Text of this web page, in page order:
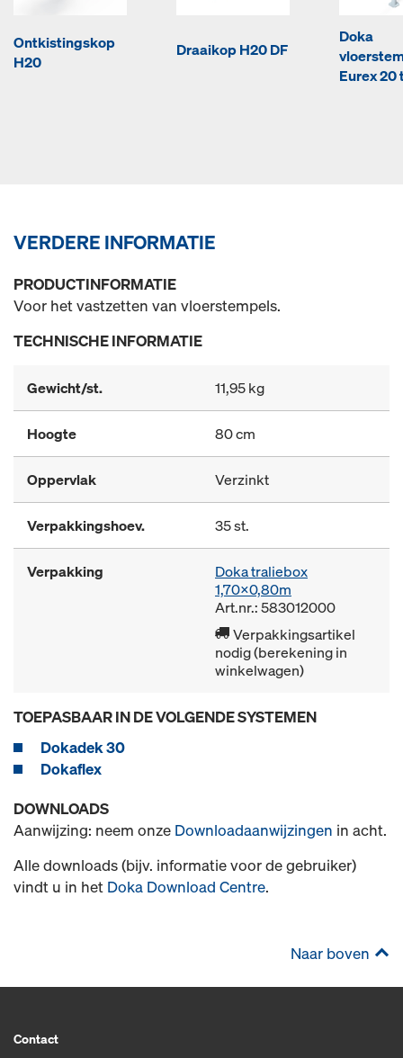
Ontkistingskop
H20
Draaikop H20 DF
Doka
Eurex 20
VERDERE INFORMATIE
PRODUCTINFORMATIE
Voor het vastzetten van vloerstempels.
TECHNISCHE INFORMATIE
Gewicht/st. 11,95 kg
Hoogte 80 cm
Oppervlak Verzinkt
Verpakkingshoev. 35 st.
Verpakking
Doka traliebox
1,70x0,80m
Art.nr.: 583012000
Verpakkingsartikel
nodig (berekening in
winkelwagen)
TOEPASBAAR IN DE VOLGENDE SYSTEMEN
Dokadek 30
Dokaflex
DOWNLOADS
Aanwijzing: neem onze Downloadaanwijzingen in acht.
Alle downloads (bijv. informatie voor de gebruiker)
vindt u in het Doka Download Centre.
Naar boven
Contact